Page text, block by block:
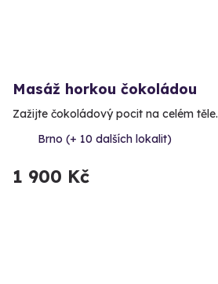
Masáž horkou čokoládou
Zažijte čokoládový pocit na celém těle.
Brno (+ 10 dalších lokalit)
1 900 Kč